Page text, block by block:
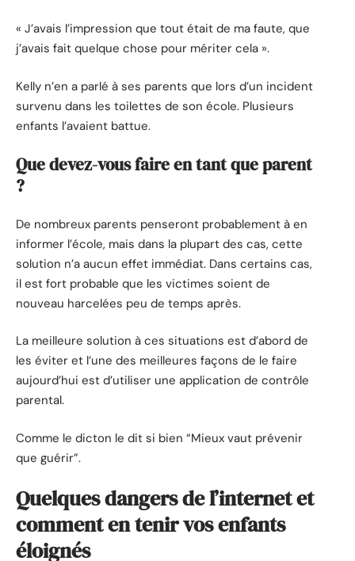
« J’avais l’impression que tout était de ma faute, que
j’avais fait quelque chose pour mériter cela ».
Kelly n’en a parlé à ses parents que lors d’un incident
survenu dans les toilettes de son école. Plusieurs
enfants l’avaient battue.
Que devez-vous faire en tant que parent
?
De nombreux parents penseront probablement à en
informer l’école, mais dans la plupart des cas, cette
solution n’a aucun effet immédiat. Dans certains cas,
il est fort probable que les victimes soient de
nouveau harcelées peu de temps après.
La meilleure solution à ces situations est d’abord de
les éviter et l’une des meilleures façons de le faire
aujourd’hui est d’utiliser une application de contrôle
parental.
Comme le dicton le dit si bien “Mieux vaut prévenir
que guérir”.
Quelques dangers de l’internet et
comment en tenir vos enfants
éloignés